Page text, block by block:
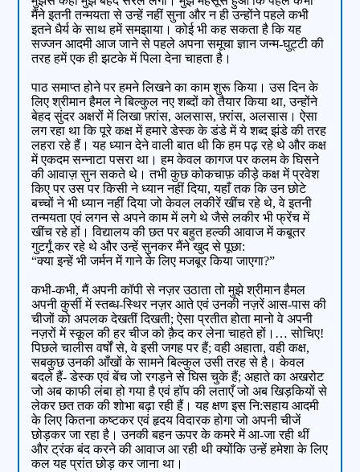
मैंने इतनी तन्मयता से उन्हें नहीं सुना और न ही उन्होंने पहले कभी
इतने धैर्य के साथ हमें समझाया। कोई भी कह सकता है कि यह
सज्जन आदमी आज जाने से पहले अपना समूचा ज्ञान जन्म-घुट्टी की
तरह हमें एक ही झटके में पिला देना चाहता है।
पाठ समाप्त होने पर हमने लिखने का काम शुरू किया। उस दिन के
लिए श्रीमान हैमल ने बिल्कुल नए शब्दों को तैयार किया था, उन्होंने
बेहद सुंदर अक्षरों में लिखा फ़्रांस, अलसास, फ़्रांस, अलसास। ऐसा
लग रहा था कि पूरे कक्ष में हमारे डेस्क के डंडे में ये शब्द झंडे की तरह
लहरा रहे हैं। यह ध्यान देने वाली बात थी कि हम पढ़ रहे थे और कक्ष
में एकदम सन्नाटा पसरा था। हम केवल कागज पर कलम के घिसने
की आवाज़ सुन सकते थे। तभी कुछ कोकचाफ़ कीड़े कक्ष में प्रवेश
किए पर उस पर किसी ने ध्यान नहीं दिया, यहाँ तक कि उन छोटे
बच्चों ने भी ध्यान नहीं दिया जो केवल लकीरें खींच रहे थे, वे इतनी
तन्मयता एवं लगन से अपने काम में लगे थे जैसे लकीर भी फ्रेंच में
खींच रहे हों। विद्यालय की छत पर बहुत हल्की आवाज में कबूतर
गुटर्गूं कर रहे थे और उन्हें सुनकर मैंने खुद से पूछा:
“क्या इन्हें भी जर्मन में गाने के लिए मजबूर किया जाएगा?”
कभी-कभी, मैं अपनी कॉपी से नज़र उठाता तो मुझे श्रीमान हैमल
अपनी कुर्सी में स्तब्ध-स्थिर नज़र आते एवं उनकी नज़रें आस-पास की
चीजों को अपलक देखतीं दिखती; ऐसा प्रतीत होता मानो वे अपनी
नज़रों में स्कूल की हर चीज को क़ैद कर लेना चाहते हों।… सोचिए!
पिछले चालीस वर्षों से, वे इसी जगह पर हैं; वही अहाता, वही कक्ष,
सबकुछ उनकी आँखों के सामने बिल्कुल उसी तरह से है। केवल
बदले हैं- डेस्क एवं बेंच जो रगड़ने से घिस चुके हैं; अहाते का अखरोट
जो अब काफी लंबा हो गया है एवं हॉप की लताएँ जो अब खिड़कियों से
लेकर छत तक की शोभा बढ़ा रही हैं। यह क्षण इस नि:सहाय आदमी
के लिए कितना कष्टकर एवं हृदय विदारक होगा जो अपनी चीजें
छोड़कर जा रहा है। उनकी बहन ऊपर के कमरे में आ-जा रही थीं
और ट्रंक बंद करने की आवाज आ रही थी क्योंकि उन्हें हमेशा के लिए
कल यह प्रांत छोड़ कर जाना था।